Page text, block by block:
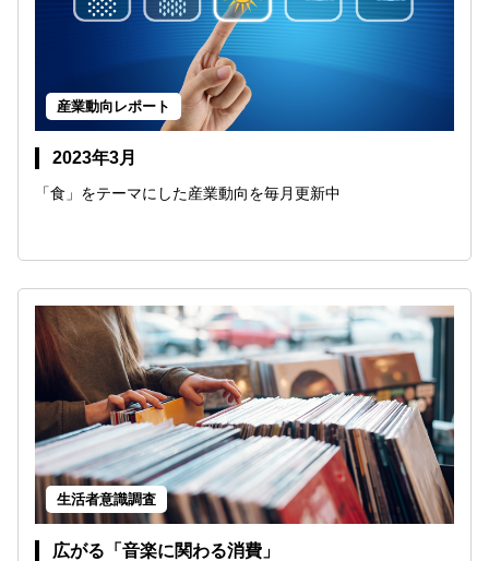
産業動向レポート
2023年3月
「食」をテーマにした産業動向を毎月更新中
生活者意識調査
広がる「音楽に関わる消費」